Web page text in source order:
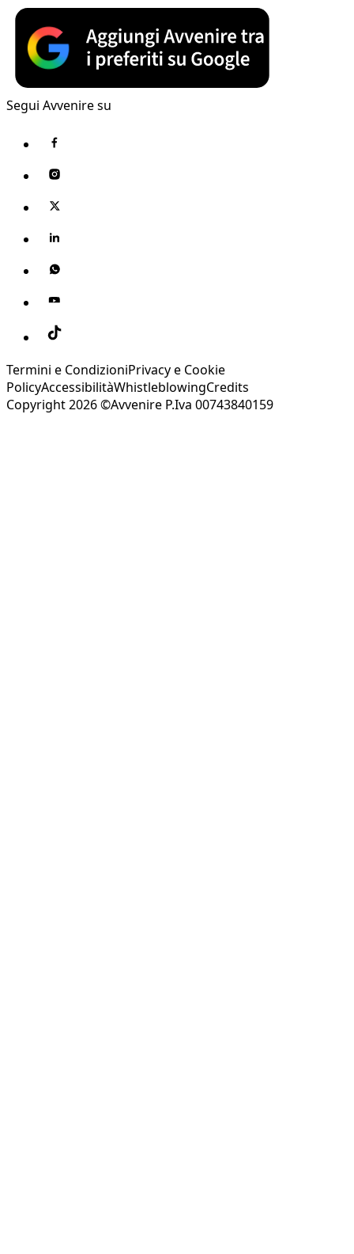
Segui Avvenire su
Termini e CondizioniPrivacy e Cookie
PolicyAccessibilitàWhistleblowingCredits
Copyright 2026 ©Avvenire P.Iva 00743840159